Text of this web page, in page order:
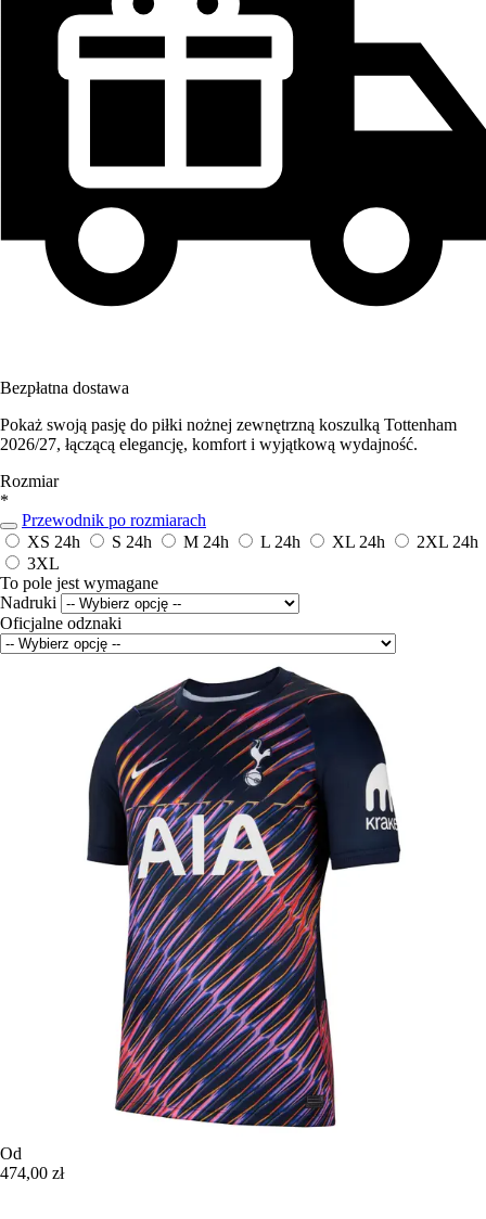
Bezpłatna dostawa
Pokaż swoją pasję do piłki nożnej zewnętrzną koszulką Tottenham
2026/27, łączącą elegancję, komfort i wyjątkową wydajność.
Rozmiar
*
Przewodnik po rozmiarach
XS 24h S 24h M 24h L 24h XL 24h 2XL 24h
3XL
To pole jest wymagane
Nadruki
Oficjalne odznaki
Od
474,00 zł